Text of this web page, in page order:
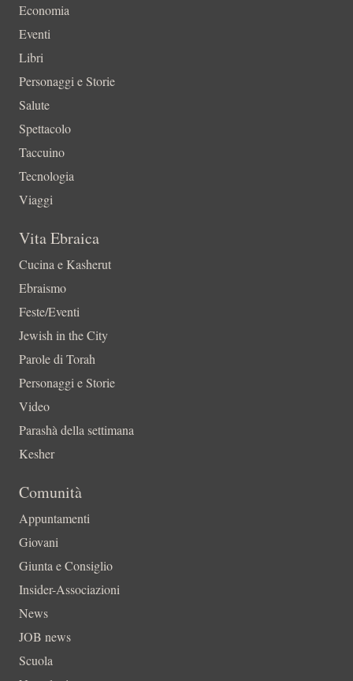
Economia
Eventi
Libri
Personaggi e Storie
Salute
Spettacolo
Taccuino
Tecnologia
Viaggi
Vita Ebraica
Cucina e Kasherut
Ebraismo
Feste/Eventi
Jewish in the City
Parole di Torah
Personaggi e Storie
Video
Parashà della settimana
Kesher
Comunità
Appuntamenti
Giovani
Giunta e Consiglio
Insider-Associazioni
News
JOB news
Scuola